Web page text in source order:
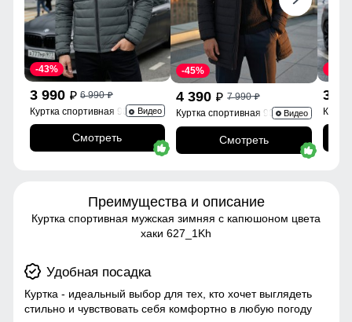
3 990 p 6 990p
-43%
Куртка спортивная 9623_1Kh
Видео
Смотреть
4 390 p 7 990p
-45%
Куртка спортивная 9629_1Ch
Видео
Смотреть
3
Преимущества и описание
Куртка спортивная мужская зимняя с капюшоном цвета
хаки 627_1Kh
Удобная посадка
Куртка - идеальный выбор для тех, кто хочет выглядеть
стильно и чувствовать себя комфортно в любую погоду